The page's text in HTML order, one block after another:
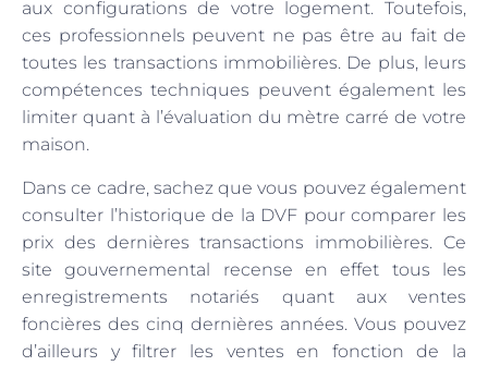
aux configurations de votre logement. Toutefois,
ces professionnels peuvent ne pas être au fait de
toutes les transactions immobilières. De plus, leurs
compétences techniques peuvent également les
limiter quant à l’évaluation du mètre carré de votre
maison.
Dans ce cadre, sachez que vous pouvez également
consulter l’historique de la DVF pour comparer les
prix des dernières transactions immobilières. Ce
site gouvernemental recense en effet tous les
enregistrements notariés quant aux ventes
foncières des cinq dernières années. Vous pouvez
d’ailleurs y filtrer les ventes en fonction de la